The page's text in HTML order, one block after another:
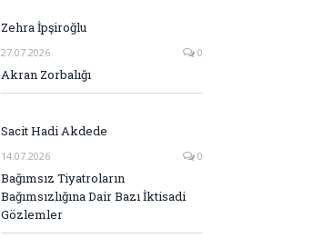
Zehra İpşiroğlu
27.07.2026 0
Akran Zorbalığı
Sacit Hadi Akdede
14.07.2026 0
Bağımsız Tiyatroların
Bağımsızlığına Dair Bazı İktisadi
Gözlemler